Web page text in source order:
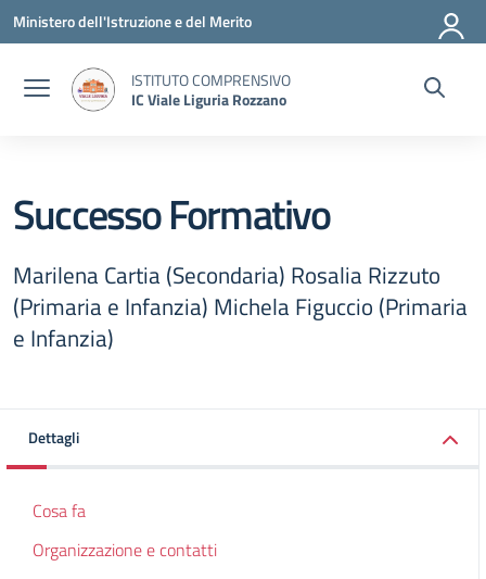
Vai ai contenuti
Vai al menu di navigazione
Vai al footer
Ministero dell'Istruzione e del Merito
ISTITUTO COMPRENSIVO
IC Viale Liguria Rozzano
Successo Formativo
Marilena Cartia (Secondaria) Rosalia Rizzuto
(Primaria e Infanzia) Michela Figuccio (Primaria
e Infanzia)
Dettagli
Cosa fa
Organizzazione e contatti